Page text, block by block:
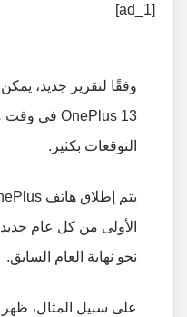
[ad_1]
وفقًا لتقرير جديد، يمكن
OnePlus 13 في وقت
التوقعات بكثير .
يتم إطلاق هاتف
الأولى من كل عام
نحو نهاية العام السابق.
على سبيل المثال، ظهر